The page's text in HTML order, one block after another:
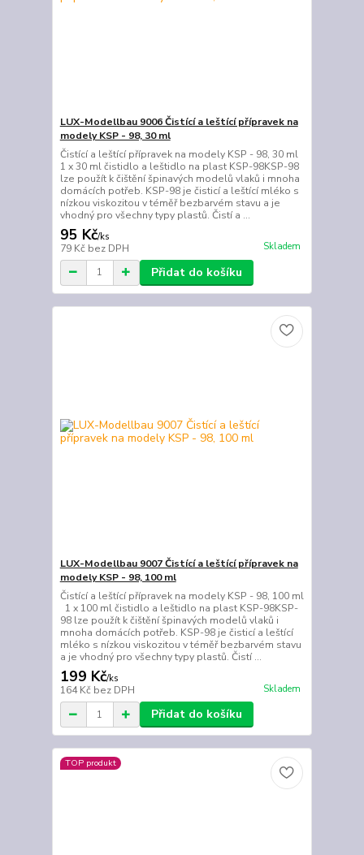
LUX-Modellbau 9006 Čistící a leštící přípravek na
modely KSP - 98, 30 ml
Čistící a leštící přípravek na modely KSP - 98, 30 ml
1 x 30 ml čistidlo a leštidlo na plast KSP-98KSP-98
lze použít k čištění špinavých modelů vlaků i mnoha
domácích potřeb. KSP-98 je čisticí a leštící mléko s
nízkou viskozitou v téměř bezbarvém stavu a je
vhodný pro všechny typy plastů. Čistí a ...
95 Kč/ks
79 Kč bez DPH Skladem
Přidat do košíku
LUX-Modellbau 9007 Čistící a leštící přípravek na
modely KSP - 98, 100 ml
Čistící a leštící přípravek na modely KSP - 98, 100 ml
1 x 100 ml čistidlo a leštidlo na plast KSP-98KSP-
98 lze použít k čištění špinavých modelů vlaků i
mnoha domácích potřeb. KSP-98 je čisticí a leštící
mléko s nízkou viskozitou v téměř bezbarvém stavu
a je vhodný pro všechny typy plastů. Čistí ...
199 Kč/ks
164 Kč bez DPH Skladem
Přidat do košíku
TOP produkt